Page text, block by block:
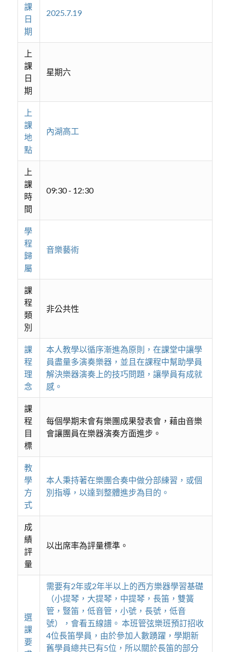
課
日
期
2025.7.19
上
課
日
期
星期六
上
課
地
點
內湖高工
上
課
時
間
09:30 - 12:30
學
程
歸
屬
音樂藝術
課
程
類
別
非公共性
課
程
理
念
本人教學以循序漸進為原則，在課堂中讓學
員盡量多演奏樂器，並且在課程中幫助學員
解決樂器演奏上的技巧問題，讓學員有成就
感。
課
程
目
標
每個學期末會有樂團成果發表會，藉由音樂
會讓團員在樂器演奏方面進步。
教
學
方
式
本人秉持著在樂團合奏中做分部練習，或個
別指導，以達到整體進步為目的。
成
績
評
量
以出席率為評量標準。
選
課
要
需要有2年或2年半以上的西方樂器學習基礎
（小提琴，大提琴，中提琴，長笛，雙簧
管，豎笛，低音管，小號，長號，低音
號），會看五線譜。 本班管弦樂班預訂招收
4位長笛學員，由於參加人數踴躍，學期新
舊學員總共已有5位，所以關於長笛的部分